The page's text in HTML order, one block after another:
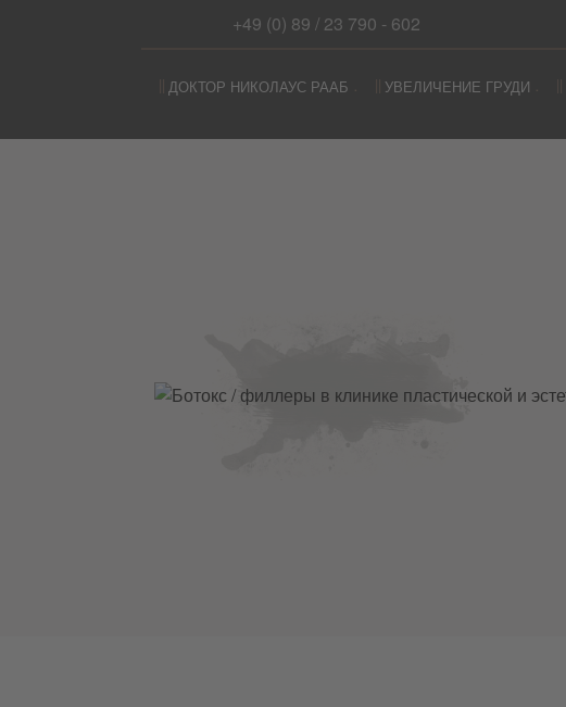
+49 (0) 89 / 23 790 - 602
ДОКТОР НИКОЛАУС РААБ УВЕЛИЧЕНИЕ ГРУДИ